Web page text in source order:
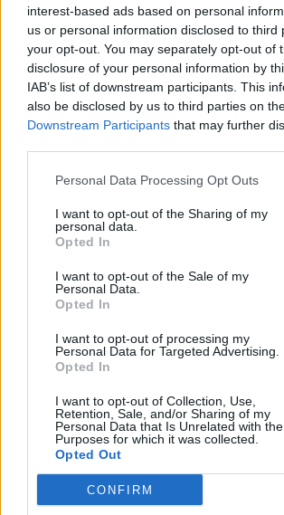
interest-based ads based on personal
us or personal information disclosed to third
your opt-out. You may separately opt-out of
disclosure of your personal information by
IAB’s list of downstream participants. This
also be disclosed by us to third parties on
Downstream Participants that may further
Personal Data Processing Opt Outs
I want to opt-out of the Sharing of my
personal data.
Opted In
I want to opt-out of the Sale of my
Personal Data.
Opted In
I want to opt-out of processing my
Personal Data for Targeted Advertising.
Opted In
I want to opt-out of Collection, Use,
Retention, Sale, and/or Sharing of my
Personal Data that Is Unrelated with the
Purposes for which it was collected.
Opted Out
CONFIRM
PACE (Peia)
Acțiunea Conservatoare (Târziu)
PDF (Lazarus)
PUSL (D. Voiculescu)
PNȚCD (Pavelescu)
PNCR (Terheș)
Partidul Patrioților (Surugiu)
România pe Primul Loc (Ponta)
Arhiva sondajelor